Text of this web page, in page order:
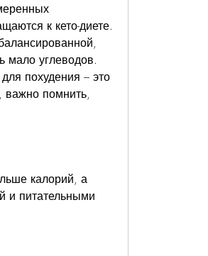
к кето-диете.
мало углеводов.
похудения – это
важно помнить,
калорий, а
и питательными